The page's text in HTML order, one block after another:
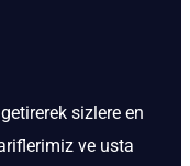
sizlere en
ve usta